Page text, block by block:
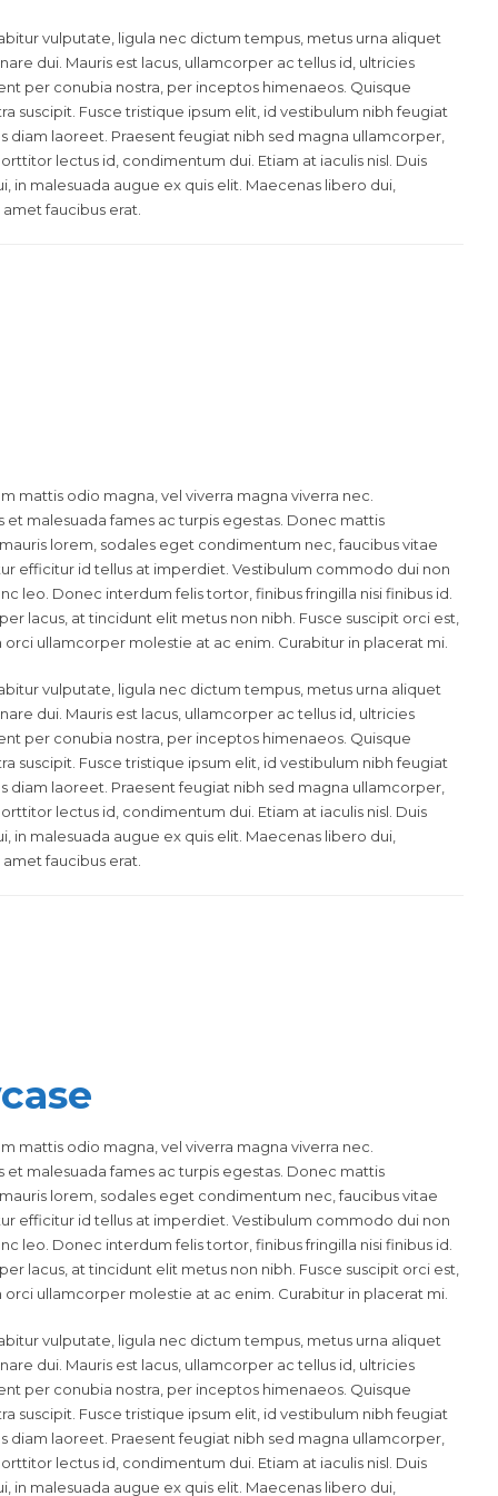
vulputate, ligula nec dictum tempus, metus urna aliquet
dui. Mauris est lacus, ullamcorper ac tellus id, ultricies
per conubia nostra, per inceptos himenaeos. Quisque
suscipit. Fusce tristique ipsum elit, id vestibulum nibh feugiat
laoreet. Praesent feugiat nibh sed magna ullamcorper,
lectus id, condimentum dui. Etiam at iaculis nisl. Duis
malesuada augue ex quis elit. Maecenas libero dui,
faucibus erat.
mattis odio magna, vel viverra magna viverra nec.
malesuada fames ac turpis egestas. Donec mattis
lorem, sodales eget condimentum nec, faucibus vitae
efficitur id tellus at imperdiet. Vestibulum commodo dui non
leo. Donec interdum felis tortor, finibus fringilla nisi finibus id.
lacus, at tincidunt elit metus non nibh. Fusce suscipit orci est,
ullamcorper molestie at ac enim. Curabitur in placerat mi.
vulputate, ligula nec dictum tempus, metus urna aliquet
dui. Mauris est lacus, ullamcorper ac tellus id, ultricies
per conubia nostra, per inceptos himenaeos. Quisque
suscipit. Fusce tristique ipsum elit, id vestibulum nibh feugiat
laoreet. Praesent feugiat nibh sed magna ullamcorper,
lectus id, condimentum dui. Etiam at iaculis nisl. Duis
malesuada augue ex quis elit. Maecenas libero dui,
faucibus erat.
mattis odio magna, vel viverra magna viverra nec.
malesuada fames ac turpis egestas. Donec mattis
lorem, sodales eget condimentum nec, faucibus vitae
efficitur id tellus at imperdiet. Vestibulum commodo dui non
leo. Donec interdum felis tortor, finibus fringilla nisi finibus id.
lacus, at tincidunt elit metus non nibh. Fusce suscipit orci est,
ullamcorper molestie at ac enim. Curabitur in placerat mi.
vulputate, ligula nec dictum tempus, metus urna aliquet
dui. Mauris est lacus, ullamcorper ac tellus id, ultricies
per conubia nostra, per inceptos himenaeos. Quisque
suscipit. Fusce tristique ipsum elit, id vestibulum nibh feugiat
laoreet. Praesent feugiat nibh sed magna ullamcorper,
lectus id, condimentum dui. Etiam at iaculis nisl. Duis
malesuada augue ex quis elit. Maecenas libero dui,